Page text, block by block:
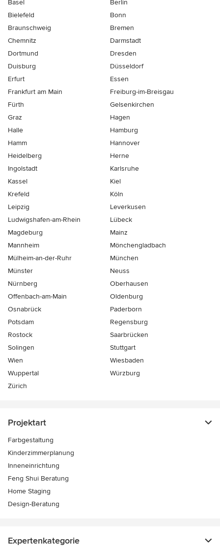
Basel
Berlin
Bielefeld
Bonn
Braunschweig
Bremen
Chemnitz
Darmstadt
Dortmund
Dresden
Duisburg
Düsseldorf
Erfurt
Essen
Frankfurt am Main
Freiburg-im-Breisgau
Fürth
Gelsenkirchen
Graz
Hagen
Halle
Hamburg
Hamm
Hannover
Heidelberg
Herne
Ingolstadt
Karlsruhe
Kassel
Kiel
Krefeld
Köln
Leipzig
Leverkusen
Ludwigshafen-am-Rhein
Lübeck
Magdeburg
Mainz
Mannheim
Mönchen­gladbach
Mülheim-an-der-Ruhr
München
Münster
Neuss
Nürnberg
Oberhausen
Offenbach-am-Main
Oldenburg
Osnabrück
Paderborn
Potsdam
Regensburg
Rostock
Saarbrücken
Solingen
Stuttgart
Wien
Wiesbaden
Wuppertal
Würzburg
Zürich
Projektart
Farbgestaltung
Kinderzimmerplanung
Inneneinrichtung
Feng Shui Beratung
Home Staging
Design-Beratung
Expertenkategorie